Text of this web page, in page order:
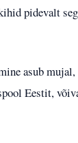
pidevalt
asub
Eestit,